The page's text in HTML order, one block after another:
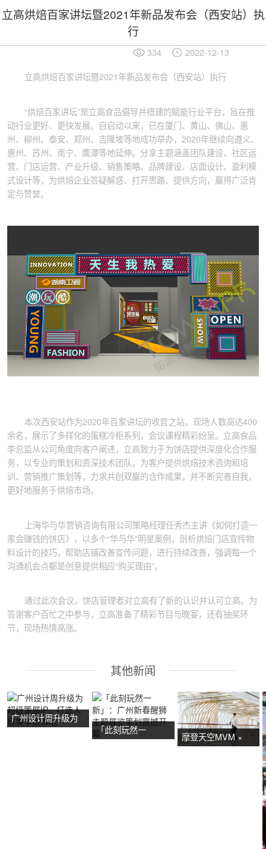
立高烘焙百家讲坛暨2021年新品发布会（西安站）执
行
334 2022-12-13
立高烘焙百家讲坛暨2021年新品发布会（西安站）执行
“烘焙百家讲坛”是立高食品倡导并搭建的赋能行业平台，旨在推
动行业更好、更快发展。自启动以来，已在厦门、黄山、佛山、惠
州、柳州、泰安、郑州、吉隆坡等地成功举办，2020年继续向遵义、
惠州、苏州、南宁、鹰潭等地延伸。分享主题涵盖团队建设、社区运
营、门店运营、产业升级、销售策略、品牌建设、店面设计、盈利模
式设计等，为烘焙企业答疑解惑、打开思路、提供方向，赢得广泛肯
定与赞誉。
本次西安站作为2020年百家讲坛的收官之站，现场人数高达400
余名，展示了多样化的蛋糕冷柜系列，会议课程精彩纷呈。立高食品
李总监从公司角度向客户阐述，立高致力于为饼店提供深度化合作服
务，以专业的策划和资深技术团队，为客户提供烘焙技术咨询和培
训、营销推广策划等，力求共创双赢的合作成果，并不断完善自我，
更好地服务于烘焙市场。
上海华与华营销咨询有限公司策略经理任秀杰主讲《如何打造一
家会赚钱的饼店》，以多个“华与华”明星案例，剖析烘焙门店宣传物
料设计的技巧，帮助店铺改善宣传问题，进行持续改善，强调每一个
沟通机会点都是创意提供相应“购买理由”。
通过此次会议，饼店管理者对立高有了新的认识并认可立高。为
答谢客户百忙之中参与，立高准备了精彩节目与晚宴，还有抽奖环
节，现场热情高涨。
其他新闻
广州设计周升级为
「此刻玩然一
摩登天空MVM ×